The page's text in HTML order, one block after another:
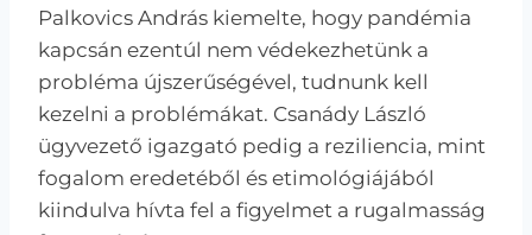
Palkovics András kiemelte, hogy pandémia
kapcsán ezentúl nem védekezhetünk a
probléma újszerűségével, tudnunk kell
kezelni a problémákat. Csanády László
ügyvezető igazgató pedig a reziliencia, mint
fogalom eredetéből és etimológiájából
kiindulva hívta fel a figyelmet a rugalmasság